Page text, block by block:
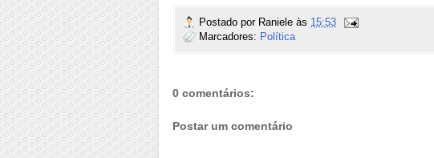
Postado por Raniele às 15:53
Marcadores: Política
0 comentários:
Postar um comentário